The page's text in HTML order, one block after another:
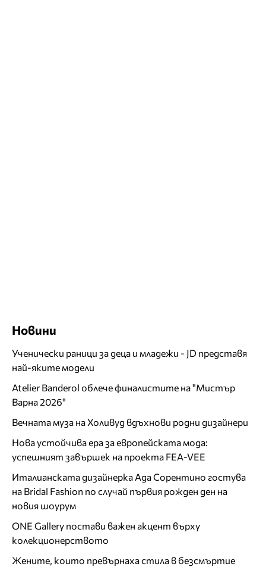
Новини
Ученически раници за деца и младежи - JD представя
най-яките модели
Atelier Banderol облече финалистите на "Мистър
Варна 2026"
Вечната муза на Холивуд вдъхнови родни дизайнери
Нова устойчива ера за европейската мода:
успешният завършек на проекта FEA-VEE
Италианската дизайнерка Ада Сорентино гостува
на Bridal Fashion по случай първия рожден ден на
новия шоурум
ONE Gallery постави важен акцент върху
колекционерството
Жените, които превърнаха стила в безсмъртие